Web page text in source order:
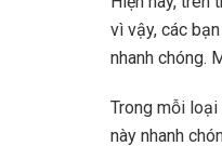
vì vậy, các
nhanh chóng.
Trong mỗi loại
này nhanh